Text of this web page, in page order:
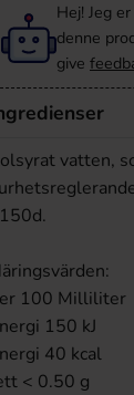
Hej! Jeg
denne
give
vatten,
100 Milliliter
150 kJ
40 kcal
< 0.50 g